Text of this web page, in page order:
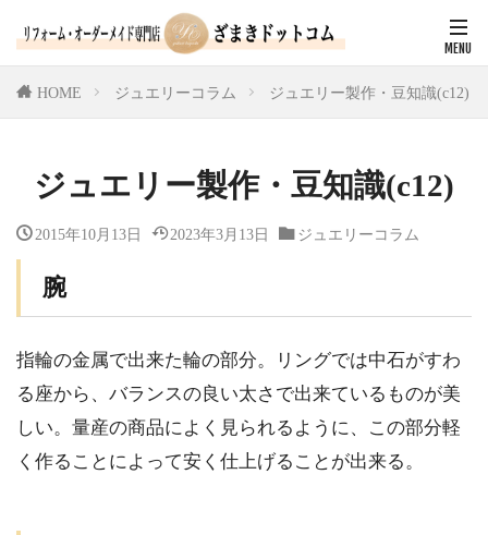
HOME ジュエリーコラム ジュエリー製作・豆知識(c12)
ジュエリー製作・豆知識(c12)
2015年10月13日 2023年3月13日 ジュエリーコラム
腕
指輪の金属で出来た輪の部分。リングでは中石がすわ
る座から、バランスの良い太さで出来ているものが美
しい。量産の商品によく見られるように、この部分軽
く作ることによって安く仕上げることが出来る。